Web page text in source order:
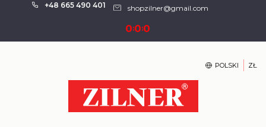
+48 665 490 401 shopzilner@gmail.com
0:0:0
POLSKI ZŁ